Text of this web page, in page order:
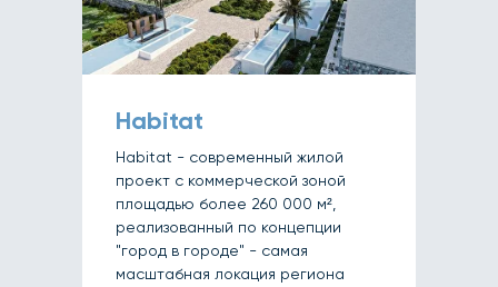
Habitat
Habitat - современный жилой
проект с коммерческой зоной
площадью более 260 000 м²,
реализованный по концепции
"город в городе" - самая
масштабная локация региона